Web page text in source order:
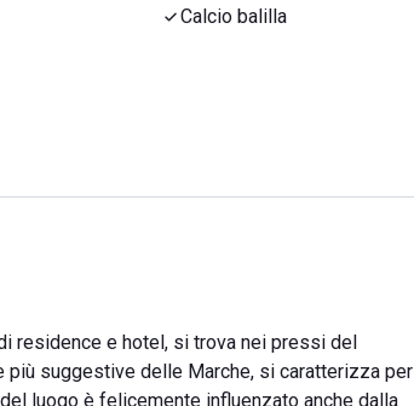
Calcio balilla
residence e hotel, si trova nei pressi del
più suggestive delle Marche, si caratterizza per
luogo è felicemente influenzato anche dalla